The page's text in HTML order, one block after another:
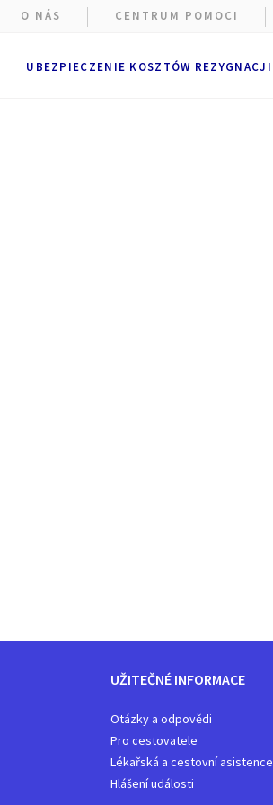
UBEZPIECZENIE KOSZTÓW REZYGNACJI
O NÁS CENTRUM POMOCI
UŽITEČNÉ INFORMACE
Otázky a odpovědi
Pro cestovatele
Lékařská a cestovní asistence
Hlášení události